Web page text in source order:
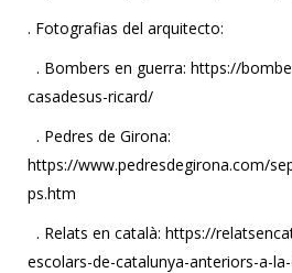
. Fotografias del arquitecto:
. Bombers en guerra: https://
casadesus-ricard/
. Pedres de Girona:
https://www.pedresdegirona.com/
ps.htm
. Relats en català: https://
escolars-de-catalunya-anteriors-a-